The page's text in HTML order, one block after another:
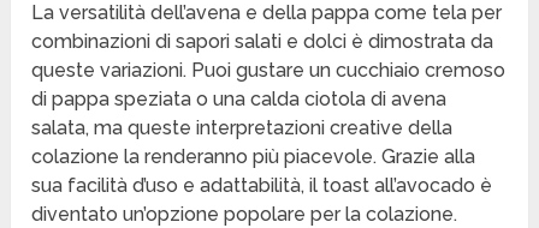
La versatilità dell’avena e della pappa come tela per
combinazioni di sapori salati e dolci è dimostrata da
queste variazioni. Puoi gustare un cucchiaio cremoso
di pappa speziata o una calda ciotola di avena
salata, ma queste interpretazioni creative della
colazione la renderanno più piacevole. Grazie alla
sua facilità d’uso e adattabilità, il toast all’avocado è
diventato un’opzione popolare per la colazione.